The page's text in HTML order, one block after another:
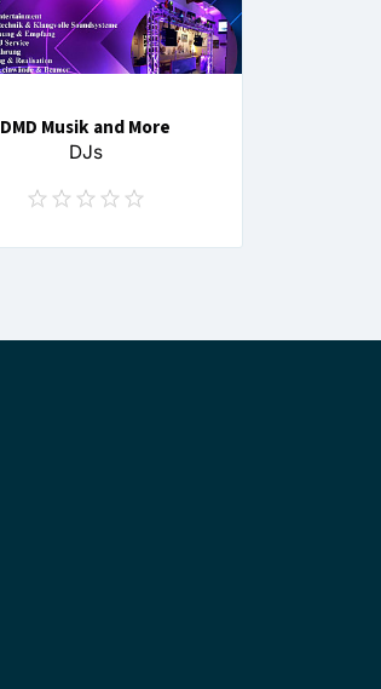
DMD Musik and More
DJs